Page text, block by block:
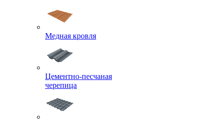
Медная кровля
Цементно-песчаная
черепица